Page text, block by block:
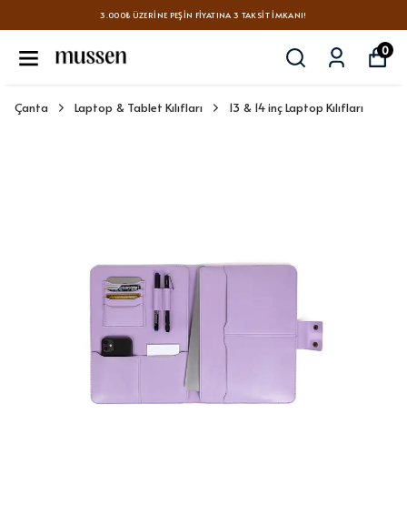
3.000₺ ÜZERINE PEŞIN FIYATINA 3 TAKSIT İMKANI!
0
Çanta Laptop & Tablet Kılıfları 13 & 14 inç Laptop Kılıfları